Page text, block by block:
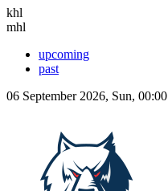
khl
mhl
upcoming
past
06 September 2026, Sun, 00:00